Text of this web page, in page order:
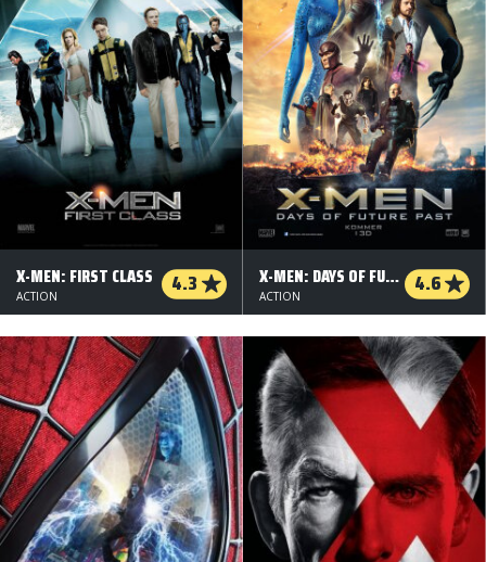
X-MEN: FIRST CLASS 4.3
ACTION
X-MEN: DAYS OF FUTURE PAST - 3D 4.6
ACTION